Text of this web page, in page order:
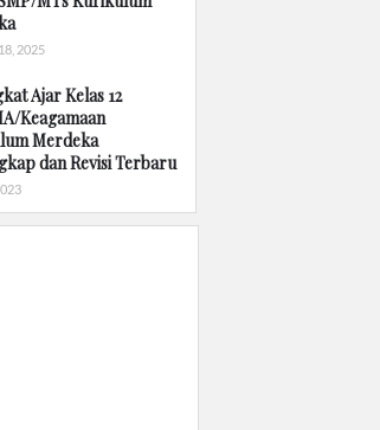
2025
Ajar Kelas 12
Keagamaan
Merdeka
dan Revisi Terbaru